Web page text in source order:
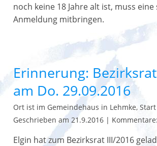
noch keine 18 Jahre alt ist, muss
Anmeldung mitbringen.
Erinnerung:
am Do. 29.09.2016
Ort ist im Gemeindehaus in Lehmke,
Geschrieben am 21.9.2016 |
Elgin hat zum Bezirksrat III/2016